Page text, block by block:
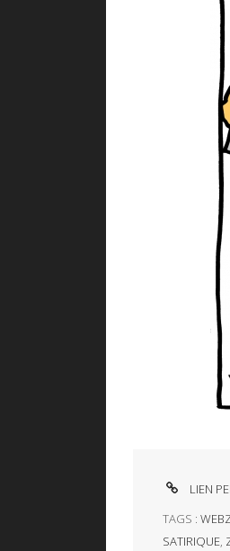
LIEN
TAGS :
SATIRIQUE,